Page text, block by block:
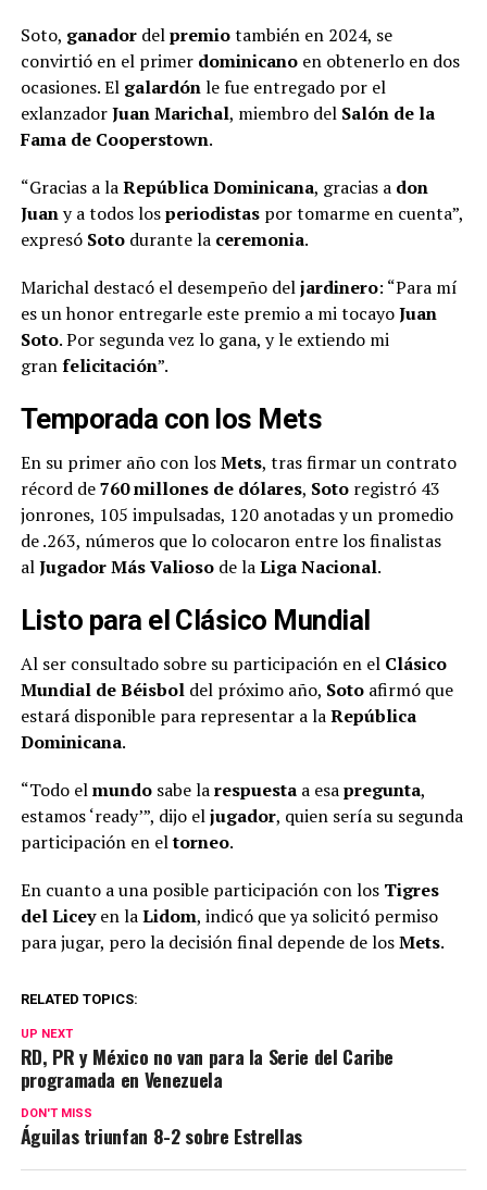
Soto, ganadordelpremiotambién en 2024, se
convirtió en el primer dominicanoen obtenerlo en dos
ocasiones. El galardónle fue entregado por el
exlanzadorJuan Marichal, miembro del Salón de la
Fama de Cooperstown.
“Gracias a laRepública Dominicana, gracias a don
Juany a todos losperiodistaspor tomarme en cuenta”,
expresó Sotodurante la ceremonia.
Marichal destacó el desempeño deljardinero: “Para mí
es un honor entregarle este premio a mi tocayoJuan
Soto. Por segunda vez lo gana, y le extiendo mi
granfelicitación”.
Temporada con los Mets
En su primer año con losMets, tras firmar un contrato
récord de760 millones de dólares, Sotoregistró 43
jonrones, 105 impulsadas, 120 anotadas y un promedio
de .263, números que lo colocaron entre los finalistas
alJugador Más Valiosode laLiga Nacional.
Listo para el Clásico Mundial
Al ser consultado sobre su participación en el Clásico
Mundial de Béisboldel próximo año, Sotoafirmó que
estará disponible para representar a laRepública
Dominicana.
“Todo elmundosabe larespuestaa esapregunta,
estamos ‘ready’”, dijo eljugador, quien sería su segunda
participación en eltorneo.
En cuanto a una posible participación con los Tigres
del Liceyen laLidom, indicó que ya solicitó permiso
para jugar, pero la decisión final depende de losMets.
RELATED TOPICS:
UP NEXT
RD, PR y México no van para la Serie del Caribe
programada en Venezuela
DON'T MISS
Águilas triunfan 8-2 sobre Estrellas